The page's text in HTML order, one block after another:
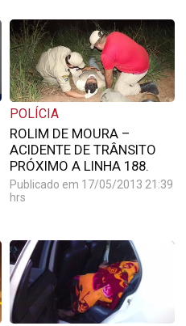
POLÍCIA
ROLIM DE MOURA –
ACIDENTE DE TRÂNSITO
PRÓXIMO A LINHA 188.
Publicado em 17/05/2013 21:39
hrs